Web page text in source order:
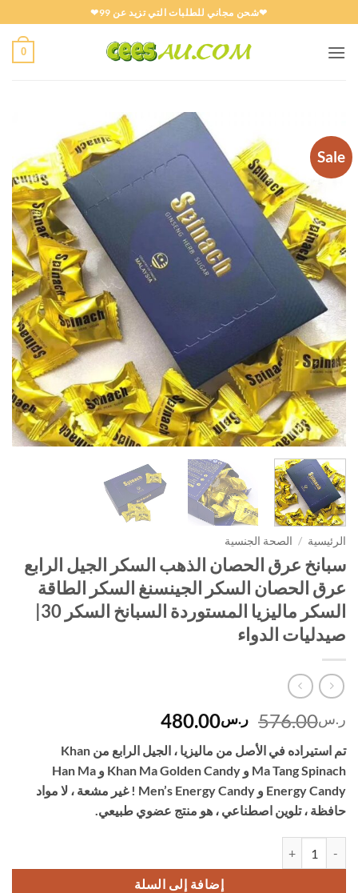
للمحتوى
❤شحن مجاني للطلبات التي تزيد عن 99❤
0
Sale
الرئيسية / الصحة الجنسية
سبانخ عرق الحصان الذهب السكر الجيل الرابع
عرق الحصان السكر الجينسنغ السكر الطاقة
السكر ماليزيا المستوردة السبانخ السكر 30|
صيدليات الدواء
ر.س576.00 السعر
الأصلي
هو:
ر.س576.00.
ر.س480.00السعر
الحالي
هو:
ر.س480.00.
تم استيراده في الأصل من ماليزيا ، الجيل الرابع من Khan
Ma Tang Spinach و Khan Ma Golden Candy و Han Ma
Energy Candy و Men’s Energy Candy ! غير مشعة ، لا مواد
حافظة ، تلوين اصطناعي ، هو منتج عضوي طبيعي.
إضافة إلى السلة